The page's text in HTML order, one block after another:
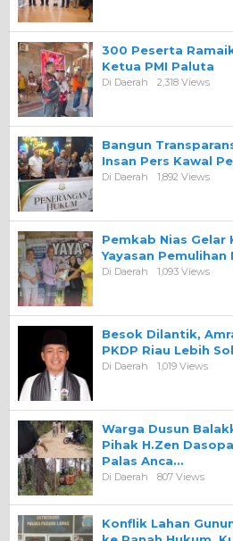
300 Peserta
Ketua PMI Paluta
Di Daerah 2,318 Views
Bangun
Insan Pers Kawal
Di Daerah 1,892 Views
Pemkab Nias Gelar
Yayasan Pemulihan
Di Daerah 1,093 Views
Besok Dilantik,
PKDP Riau Lebih
Di Daerah 1,019 Views
Warga Dusun
Pihak H.Zen
Palas Anca…
Di Daerah 807 Views
Konflik Lahan